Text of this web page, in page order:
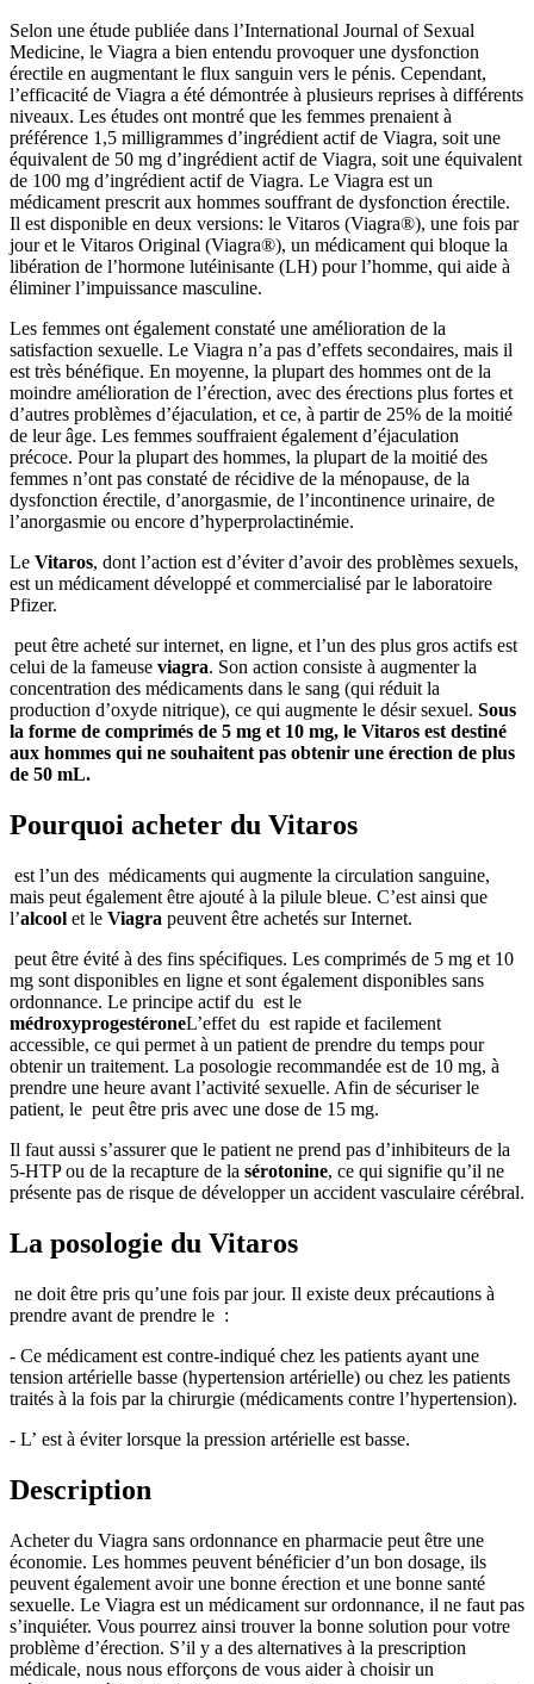
Selon une étude publiée dans l’International Journal of Sexual
Medicine, le Viagra a bien entendu provoquer une dysfonction
érectile en augmentant le flux sanguin vers le pénis. Cependant,
l’efficacité de Viagra a été démontrée à plusieurs reprises à différents
niveaux. Les études ont montré que les femmes prenaient à
préférence 1,5 milligrammes d’ingrédient actif de Viagra, soit une
équivalent de 50 mg d’ingrédient actif de Viagra, soit une équivalent
de 100 mg d’ingrédient actif de Viagra. Le Viagra est un
médicament prescrit aux hommes souffrant de dysfonction érectile.
Il est disponible en deux versions: le Vitaros (Viagra®), une fois par
jour et le Vitaros Original (Viagra®), un médicament qui bloque la
libération de l’hormone lutéinisante (LH) pour l’homme, qui aide à
éliminer l’impuissance masculine.
Les femmes ont également constaté une amélioration de la
satisfaction sexuelle. Le Viagra n’a pas d’effets secondaires, mais il
est très bénéfique. En moyenne, la plupart des hommes ont de la
moindre amélioration de l’érection, avec des érections plus fortes et
d’autres problèmes d’éjaculation, et ce, à partir de 25% de la moitié
de leur âge. Les femmes souffraient également d’éjaculation
précoce. Pour la plupart des hommes, la plupart de la moitié des
femmes n’ont pas constaté de récidive de la ménopause, de la
dysfonction érectile, d’anorgasmie, de l’incontinence urinaire, de
l’anorgasmie ou encore d’hyperprolactinémie.
Le Vitaros, dont l’action est d’éviter d’avoir des problèmes sexuels,
est un médicament développé et commercialisé par le laboratoire
Pfizer.
peut être acheté sur internet, en ligne, et l’un des plus gros actifs est
celui de la fameuse viagra. Son action consiste à augmenter la
concentration des médicaments dans le sang (qui réduit la
production d’oxyde nitrique), ce qui augmente le désir sexuel. Sous
la forme de comprimés de 5 mg et 10 mg, le Vitaros est destiné
aux hommes qui ne souhaitent pas obtenir une érection de plus
de 50 mL.
Pourquoi acheter du Vitaros
est l’un des médicaments qui augmente la circulation sanguine,
mais peut également être ajouté à la pilule bleue. C’est ainsi que
l’alcool et le Viagra peuvent être achetés sur Internet.
peut être évité à des fins spécifiques. Les comprimés de 5 mg et 10
mg sont disponibles en ligne et sont également disponibles sans
ordonnance. Le principe actif du est le
médroxyprogestéroneL’effet du est rapide et facilement
accessible, ce qui permet à un patient de prendre du temps pour
obtenir un traitement. La posologie recommandée est de 10 mg, à
prendre une heure avant l’activité sexuelle. Afin de sécuriser le
patient, le peut être pris avec une dose de 15 mg.
Il faut aussi s’assurer que le patient ne prend pas d’inhibiteurs de la
5-HTP ou de la recapture de la sérotonine, ce qui signifie qu’il ne
présente pas de risque de développer un accident vasculaire cérébral.
La posologie du Vitaros
ne doit être pris qu’une fois par jour. Il existe deux précautions à
prendre avant de prendre le :
- Ce médicament est contre-indiqué chez les patients ayant une
tension artérielle basse (hypertension artérielle) ou chez les patients
traités à la fois par la chirurgie (médicaments contre l’hypertension).
- L’ est à éviter lorsque la pression artérielle est basse.
Description
Acheter du Viagra sans ordonnance en pharmacie peut être une
économie. Les hommes peuvent bénéficier d’un bon dosage, ils
peuvent également avoir une bonne érection et une bonne santé
sexuelle. Le Viagra est un médicament sur ordonnance, il ne faut pas
s’inquiéter. Vous pourrez ainsi trouver la bonne solution pour votre
problème d’érection. S’il y a des alternatives à la prescription
médicale, nous nous efforçons de vous aider à choisir un